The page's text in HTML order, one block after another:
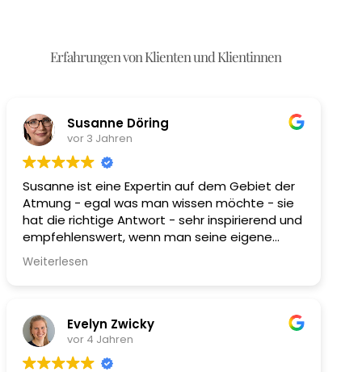
Erfahrungen von Klienten und Klientinnen
Susanne Döring
vor 3 Jahren
Susanne ist eine Expertin auf dem Gebiet der
Atmung - egal was man wissen möchte - sie
hat die richtige Antwort - sehr inspirierend und
empfehlenswert, wenn man seine eigene
Atmung sich bewusster machen möchte für
die Gesundheit
Weiterlesen
Evelyn Zwicky
vor 4 Jahren